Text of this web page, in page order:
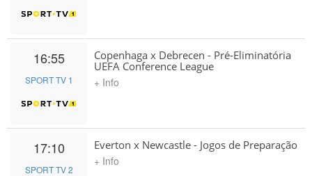
16:55
SPORT TV 1
Copenhaga x Debrecen - Pré-Eliminatória
UEFA Conference League
+ Info
17:10
SPORT TV 2
Everton x Newcastle - Jogos de Preparação
+ Info